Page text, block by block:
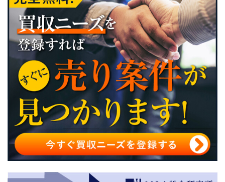
岡山県近郊のM&A・会社売却・事業承継の案件例2選
岡山県のM&A・会社売却・事業承継案件の3つの探し方
岡山県でM&A仲介会社を選ぶ5つの基準
岡山県のM&A・会社売却・事業承継に役立つ公的機関4選
岡山県のM&A・会社売却・事業承継の事例7選
岡山県のM&A・会社売却・事業承継のまとめ